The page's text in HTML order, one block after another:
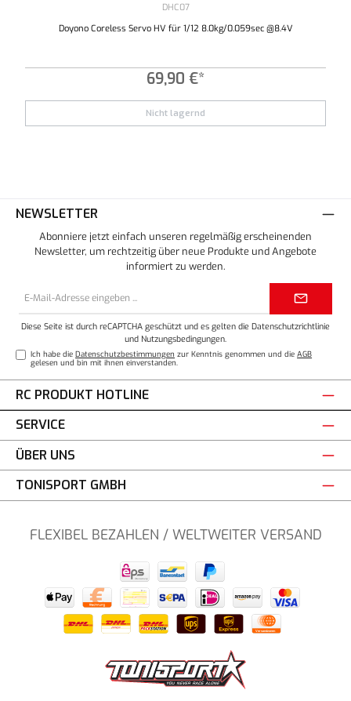
DHC07
Doyono Coreless Servo HV für 1/12 8.0kg/0.059sec @8.4V
69,90 €*
Nicht lagernd
NEWSLETTER
Abonniere jetzt einfach unseren regelmäßig erscheinenden
Newsletter, um rechtzeitig über neue Produkte und Angebote
informiert zu werden.
Diese Seite ist durch reCAPTCHA geschützt und es gelten die Datenschutzrichtlinie
und Nutzungsbedingungen
Ich habe dieDatenschutzbestimmungen zur Kenntnis genommen und dieAGB
gelesen und bin mit ihnen einverstanden.
RC PRODUKT HOTLINE
SERVICE
ÜBER UNS
TONISPORT GMBH
FLEXIBEL BEZAHLEN / WELTWEITER VERSAND